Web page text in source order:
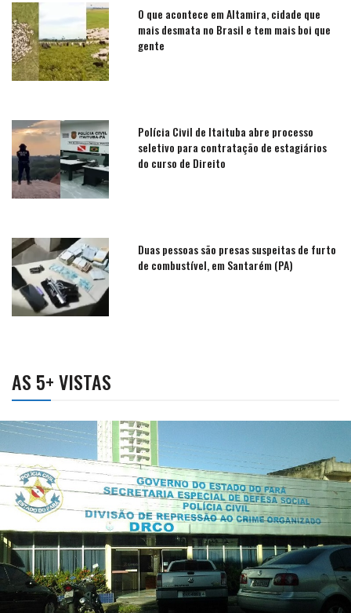
O que acontece em Altamira, cidade que
mais desmata no Brasil e tem mais boi que
gente
Polícia Civil de Itaituba abre processo
seletivo para contratação de estagiários
do curso de Direito
Duas pessoas são presas suspeitas de furto
de combustível, em Santarém (PA)
AS 5+ VISTAS